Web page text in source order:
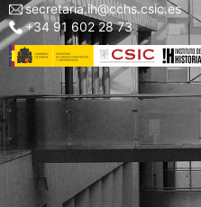
Pasar
al
contenido
Menu
top
left
secretaria.ih@cchs.csic.es
+34 91 602 28 73